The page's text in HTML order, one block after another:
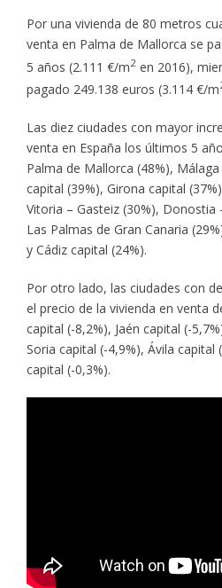
Por una vivienda de 80 metros
venta en Palma de Mallorca se
5 años (2.111 €/m2 en 2016),
pagado 249.138 euros (3.114 €/m
Las diez ciudades con mayor
venta en España los últimos 5
Palma de Mallorca (48%),
capital (39%), Girona capital
Vitoria – Gasteiz (30%), Donostia
Las Palmas de Gran Canaria
y Cádiz capital (24%).
Por otro lado, las ciudades con
el precio de la vivienda en venta
capital (-8,2%), Jaén capital (-
Soria capital (-4,9%), Ávila capital
capital (-0,3%).